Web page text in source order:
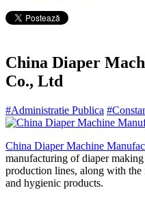
China Diaper
Co., Ltd
#Administratie Publica
China Diaper Machine
manufacturing of diaper
production lines, along with
and hygienic products.